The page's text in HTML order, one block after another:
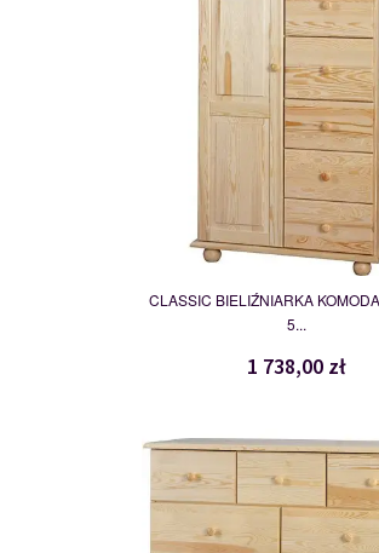
CLASSIC BIELIŹNIARKA
5...
1 738,00 zł
109685